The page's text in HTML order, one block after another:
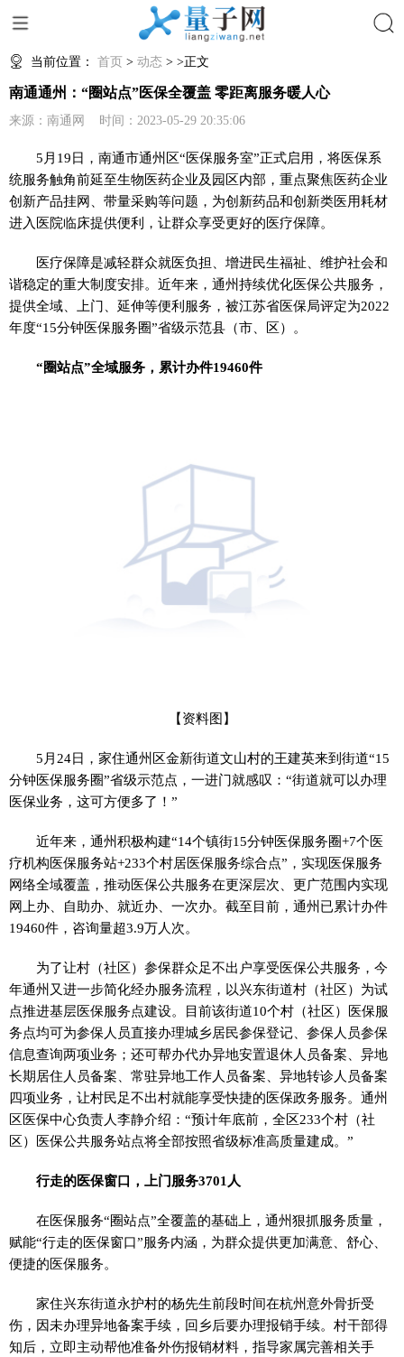
当前位置： 首页 > 动态 > >正文
南通通州：“圈站点”医保全覆盖 零距离服务暖人心
来源：南通网 时间：2023-05-29 20:35:06
5月19日，南通市通州区“医保服务室”正式启用，将医保系
统服务触角前延至生物医药企业及园区内部，重点聚焦医药企业
创新产品挂网、带量采购等问题，为创新药品和创新类医用耗材
进入医院临床提供便利，让群众享受更好的医疗保障。
医疗保障是减轻群众就医负担、增进民生福祉、维护社会和
谐稳定的重大制度安排。近年来，通州持续优化医保公共服务，
提供全域、上门、延伸等便利服务，被江苏省医保局评定为2022
年度“15分钟医保服务圈”省级示范县（市、区）。
“圈站点”全域服务，累计办件19460件
【资料图】
5月24日，家住通州区金新街道文山村的王建英来到街道“15
分钟医保服务圈”省级示范点，一进门就感叹：“街道就可以办理
医保业务，这可方便多了！”
近年来，通州积极构建“14个镇街15分钟医保服务圈+7个医
疗机构医保服务站+233个村居医保服务综合点”，实现医保服务
网络全域覆盖，推动医保公共服务在更深层次、更广范围内实现
网上办、自助办、就近办、一次办。截至目前，通州已累计办件
19460件，咨询量超3.9万人次。
为了让村（社区）参保群众足不出户享受医保公共服务，今
年通州又进一步简化经办服务流程，以兴东街道村（社区）为试
点推进基层医保服务点建设。目前该街道10个村（社区）医保服
务点均可为参保人员直接办理城乡居民参保登记、参保人员参保
信息查询两项业务；还可帮办代办异地安置退休人员备案、异地
长期居住人员备案、常驻异地工作人员备案、异地转诊人员备案
四项业务，让村民足不出村就能享受快捷的医保政务服务。通州
区医保中心负责人李静介绍：“预计年底前，全区233个村（社
区）医保公共服务站点将全部按照省级标准高质量建成。”
行走的医保窗口，上门服务3701人
在医保服务“圈站点”全覆盖的基础上，通州狠抓服务质量，
赋能“行走的医保窗口”服务内涵，为群众提供更加满意、舒心、
便捷的医保服务。
家住兴东街道永护村的杨先生前段时间在杭州意外骨折受
伤，因未办理异地备案手续，回乡后要办理报销手续。村干部得
知后，立即主动帮他准备外伤报销材料，指导家属完善相关手